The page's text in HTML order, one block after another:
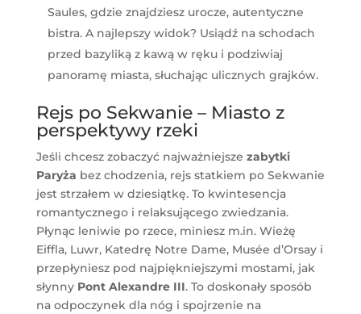
Saules, gdzie znajdziesz urocze, autentyczne
bistra. A najlepszy widok? Usiądź na schodach
przed bazyliką z kawą w ręku i podziwiaj
panoramę miasta, słuchając ulicznych grajków.
Rejs po Sekwanie – Miasto z
perspektywy rzeki
Jeśli chcesz zobaczyć najważniejsze zabytki
Paryża bez chodzenia, rejs statkiem po Sekwanie
jest strzałem w dziesiątkę. To kwintesencja
romantycznego i relaksującego zwiedzania.
Płynąc leniwie po rzece, miniesz m.in. Wieżę
Eiffla, Luwr, Katedrę Notre Dame, Musée d’Orsay i
przepłyniesz pod najpiękniejszymi mostami, jak
słynny Pont Alexandre III. To doskonały sposób
na odpoczynek dla nóg i spojrzenie na